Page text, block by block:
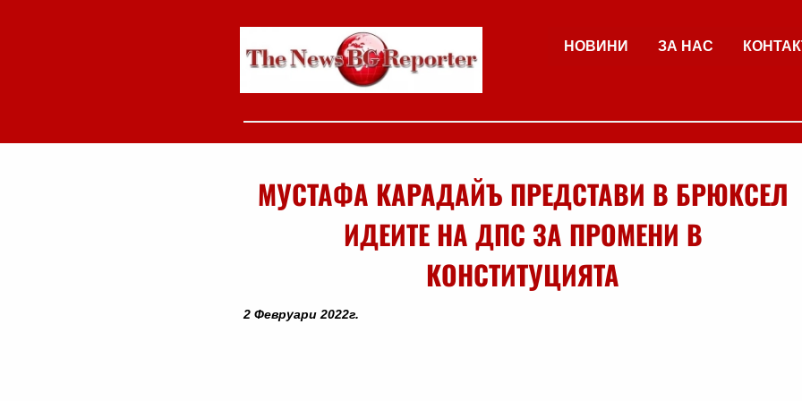
НОВИНИ ЗА НАС
МУСТАФА КАРАДАЙЪ ПРЕДСТАВИ В БРЮКСЕЛ
ИДЕИТЕ НА ДПС ЗА ПРОМЕНИ В
КОНСТИТУЦИЯТА
2 Февруари 2022г.